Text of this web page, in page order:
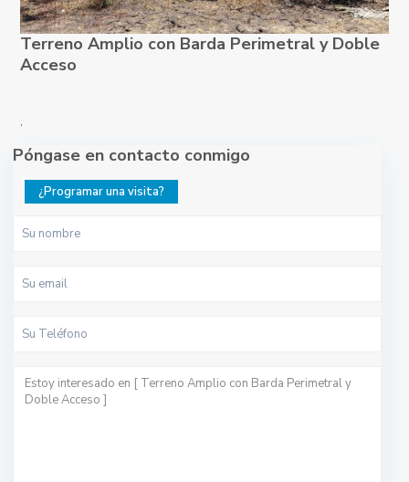
Terreno Amplio con Barda Perimetral y Doble
Acceso
,
Póngase en contacto conmigo
¿Programar una visita?